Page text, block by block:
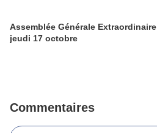
Assemblée Générale Extraordinaire
jeudi 17 octobre
Commentaires